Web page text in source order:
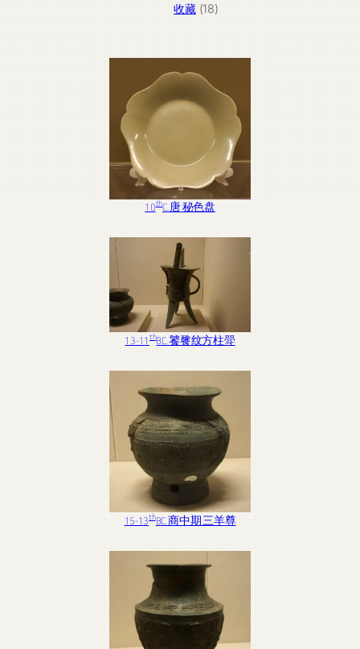
品
收藏 1818
10thC. 唐 秘色盘
13-11 thBC. 饕餮纹方柱斝
15-13thBC. 商中期 三羊尊